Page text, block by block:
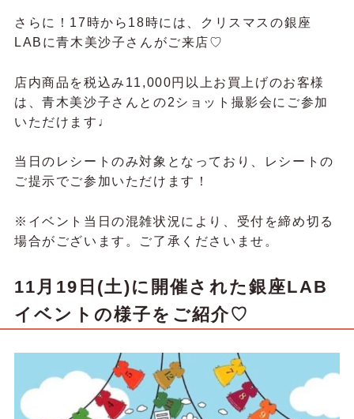
さらに！17時から18時には、クリスマスの銀座
LABに青木美沙子さんがご来店♡
店内商品を税込み11,000円以上お買上げのお客様
は、青木美沙子さんとの2ショット撮影会にご参加
いただけます♩
当日のレシートのみ対象となっており、レシートの
ご提示でご参加いただけます！
※イベント当日の混雑状況により、受付を締め切る
場合がございます。ご了承くださいませ。
11月19日(土)に開催された銀座LAB
イベントの様子をご紹介♡